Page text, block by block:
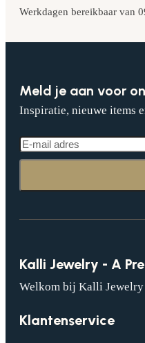
Werkdagen bereikbaar van
Meld je aan voor
Inspiratie, nieuwe items
Kalli Jewelry - A
Welkom bij Kalli
Klantenservice